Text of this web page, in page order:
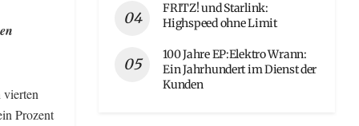
vierten
Prozent
FRITZ! und Starlink:
Highspeed ohne Limit
100 Jahre EP:Elektro Wrann:
Ein Jahrhundert im Dienst der
Kunden